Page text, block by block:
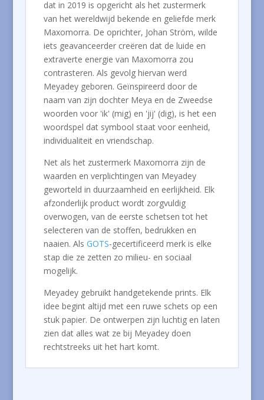
dat in 2019 is opgericht als het zustermerk
van het wereldwijd bekende en geliefde merk
Maxomorra. De oprichter, Johan Ström, wilde
iets geavanceerder creëren dat de luide en
extraverte energie van Maxomorra zou
contrasteren. Als gevolg hiervan werd
Meyadey geboren. Geïnspireerd door de
naam van zijn dochter Meya en de Zweedse
woorden voor 'ik' (mig) en 'jij' (dig), is het een
woordspel dat symbool staat voor eenheid,
individualiteit en vriendschap.
Net als het zustermerk Maxomorra zijn de
waarden en verplichtingen van Meyadey
geworteld in duurzaamheid en eerlijkheid. Elk
afzonderlijk product wordt zorgvuldig
overwogen, van de eerste schetsen tot het
selecteren van de stoffen, bedrukken en
naaien. Als GOTS-gecertificeerd merk is elke
stap die ze zetten zo milieu- en sociaal
mogelijk.
Meyadey gebruikt handgetekende prints. Elk
idee begint altijd met een ruwe schets op een
stuk papier. De ontwerpen zijn luchtig en laten
zien dat alles wat ze bij Meyadey doen
rechtstreeks uit het hart komt.